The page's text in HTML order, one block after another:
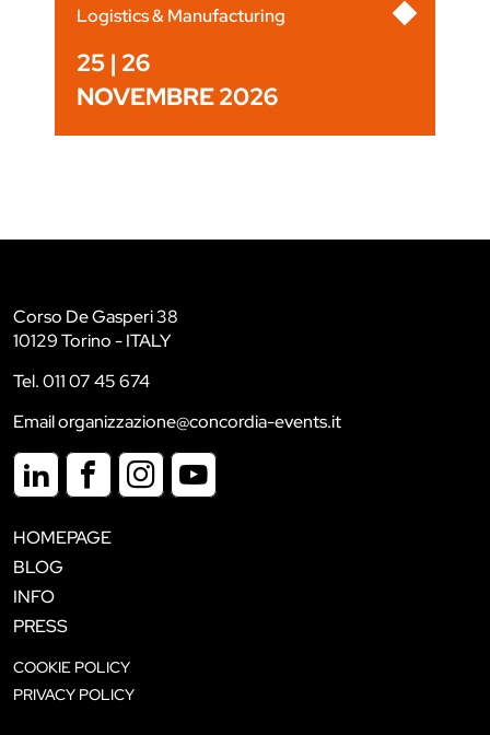
Logistics & Manufacturing
25 | 26
NOVEMBRE 2026
Corso De Gasperi 38
10129 Torino - ITALY
Tel. 011 07 45 674
Email organizzazione@concordia-events.it
HOMEPAGE
BLOG
INFO
PRESS
COOKIE POLICY
PRIVACY POLICY